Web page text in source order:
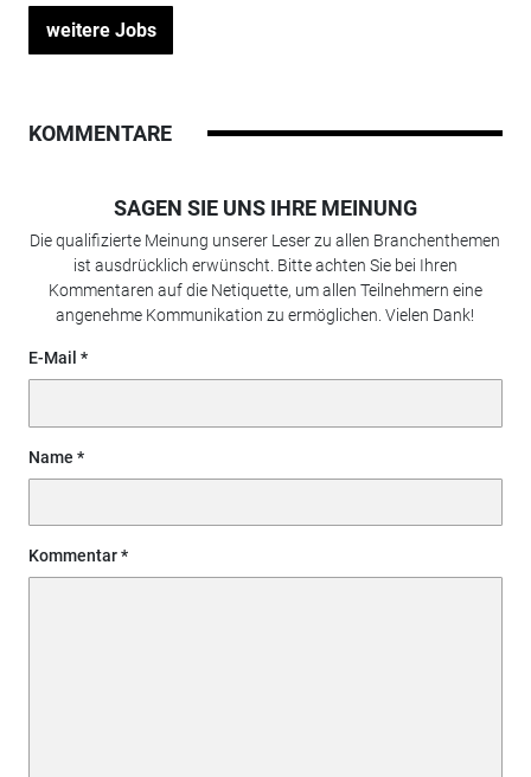
weitere Jobs
KOMMENTARE
SAGEN SIE UNS IHRE MEINUNG
Die qualifizierte Meinung unserer Leser zu allen Branchenthemen
ist ausdrücklich erwünscht. Bitte achten Sie bei Ihren
Kommentaren auf die Netiquette, um allen Teilnehmern eine
angenehme Kommunikation zu ermöglichen. Vielen Dank!
E-Mail
Name
Kommentar